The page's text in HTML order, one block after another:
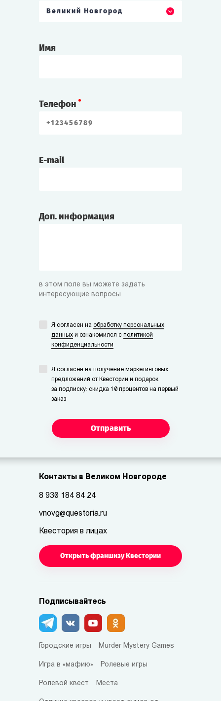
Великий Новгород
Имя
Телефон
E-mail
Доп. информация
в этом поле вы можете задать
интересующие вопросы
Я согласен на обработку персональных
данных и ознакомился с политикой
конфиденциальности
Я согласен на получение маркетинговых
предложений от Квестории и подарок
за подписку: скидка 10 процентов на первый
заказ
Отправить
Контакты в Великом Новгороде
8 930 184 84 24
vnovg@questoria.ru
Квестория в лицах
Открыть франшизу Квестории
Подписывайтесь
Городские игры Murder Mystery Games
Игра в «мафию» Ролевые игры
Ролевой квест Места